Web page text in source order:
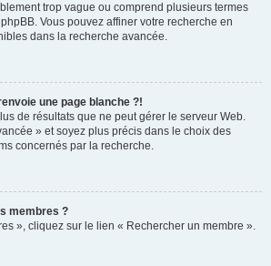
trop vague ou comprend plusieurs termes
Vous pouvez affiner votre recherche en
dans la recherche avancée.
une page blanche ?!
de résultats que ne peut gérer le serveur Web.
» et soyez plus précis dans le choix des
concernés par la recherche.
membres ?
», cliquez sur le lien « Rechercher un membre ».